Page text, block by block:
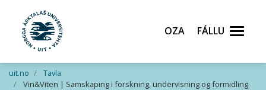
Gå til hovedinnhold
Oza Fállu
uit.no
Tavla
Vin&Viten | Samskaping i forskning, undervisning og formidling